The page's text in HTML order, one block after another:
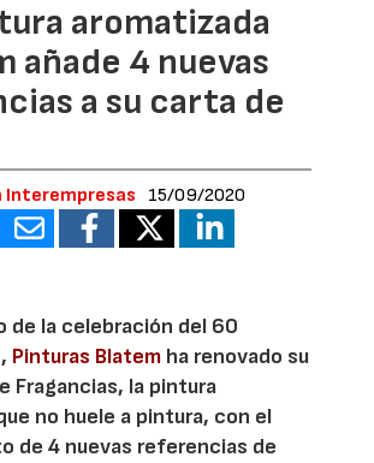
aromatizada
añade 4 nuevas
a su carta de
Interempresas 15/09/2020
de la celebración del 60
Pinturas Blatem ha renovado su
Fragancias, la pintura
no huele a pintura, con el
de 4 nuevas referencias de